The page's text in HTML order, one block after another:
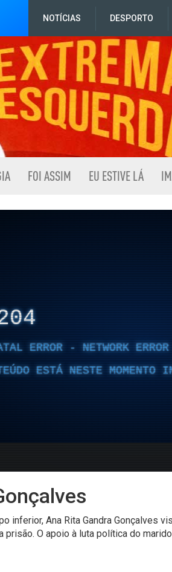
NOTÍCIAS DESPORTO
FOI ASSIM EU ESTIVE LÁ
inferior, Ana Rita Gandra Gonçalves
prisão. O apoio à luta política do